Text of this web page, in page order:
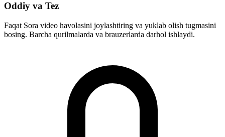
Oddiy va Tez
Faqat Sora video havolasini joylashtiring va yuklab olish tugmasini
bosing. Barcha qurilmalarda va brauzerlarda darhol ishlaydi.